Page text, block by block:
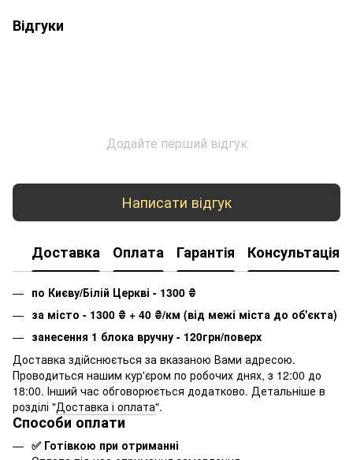
Відгуки
Додайте перший відгук
Написати відгук
Доставка Оплата Гарантія Консультація
по Києву/Білій Церкві - 1300 ₴
за місто - 1300 ₴ + 40 ₴/км (від межі міста до об'єкта)
занесення 1 блока вручну - 120грн/поверх
Доставка здійснюється за вказаною Вами адресою.
Проводиться нашим кур'єром по робочих днях, з 12:00 до
18:00. Інший час обговорюється додатково. Детальніше в
розділі "Доставка і оплата".
Способи оплати
✅ Готівкою при отриманні